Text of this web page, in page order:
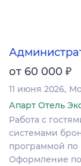
от 60 000 ₽
11 июня 2026
Апарт Отель
Работа с
системами
программой
Оформление по